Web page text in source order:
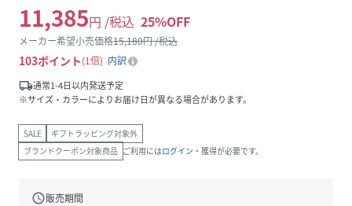
11,385円 /税込 25%OFF
メーカー希望小売価格15,180円 /税込
103ポイント 1倍
内訳
local_shipping通常1-4日以内発送予定
※サイズ・カラーによりお届け日が異なる場合があります。
SALE
ギフトラッピング対象外
ブランドクーポン対象商品 ご利用にはログイン ・獲得が必要です。
schedule販売期間